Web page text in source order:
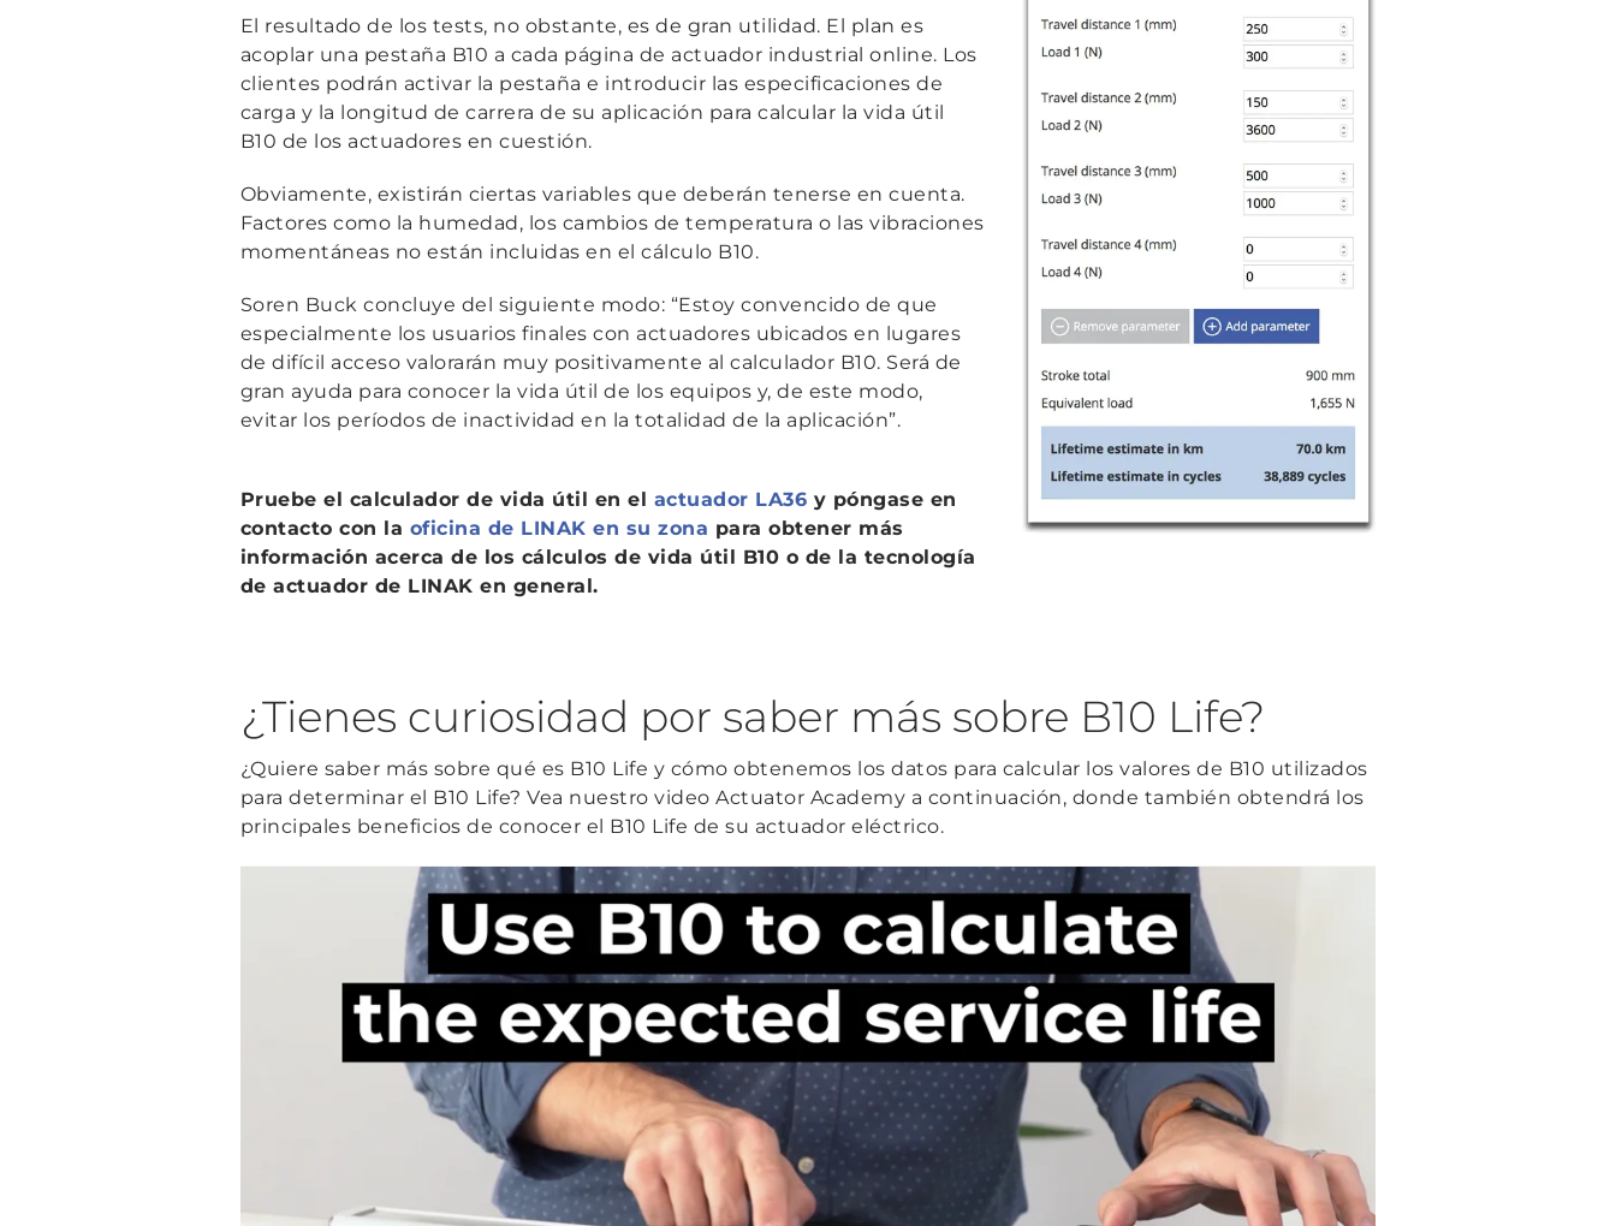
El resultado de los tests, no obstante, es de gran utilidad. El plan es
acoplar una pestaña B10 a cada página de actuador industrial online. Los
clientes podrán activar la pestaña e introducir las especificaciones de
carga y la longitud de carrera de su aplicación para calcular la vida útil
B10 de los actuadores en cuestión.
Obviamente, existirán ciertas variables que deberán tenerse en cuenta.
Factores como la humedad, los cambios de temperatura o las vibraciones
momentáneas no están incluidas en el cálculo B10.
Soren Buck concluye del siguiente modo: “Estoy convencido de que
especialmente los usuarios finales con actuadores ubicados en lugares
de difícil acceso valorarán muy positivamente al calculador B10. Será de
gran ayuda para conocer la vida útil de los equipos y, de este modo,
evitar los períodos de inactividad en la totalidad de la aplicación”.
Pruebe el calculador de vida útil en el actuador LA36 y póngase en
contacto con la oficina de LINAK en su zona para obtener más
información acerca de los cálculos de vida útil B10 o de la tecnología
de actuador de LINAK en general.
¿Tienes curiosidad por saber más sobre B10 Life?
¿Quiere saber más sobre qué es B10 Life y cómo obtenemos los datos para calcular los valores de B10 utilizados
para determinar el B10 Life? Vea nuestro video Actuator Academy a continuación, donde también obtendrá los
principales beneficios de conocer el B10 Life de su actuador eléctrico.